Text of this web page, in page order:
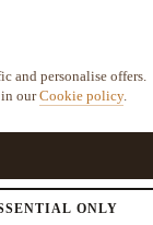
cm
884,00 zł
and personalise offers.
our Cookie policy.
ONLY